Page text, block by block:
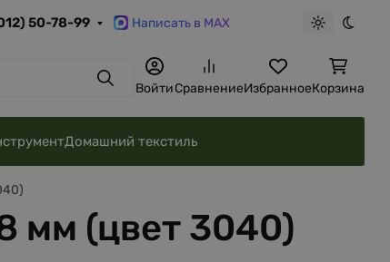
50-78-99 Написать в MAX
Светлая
ПоискВойтиСравнениеИзбранноеКорзина
Домашний текстиль
мм (цвет 3040)